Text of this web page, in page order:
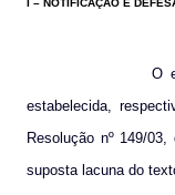
O
estabelecida,
Resolução nº 149/
suposta lacuna do